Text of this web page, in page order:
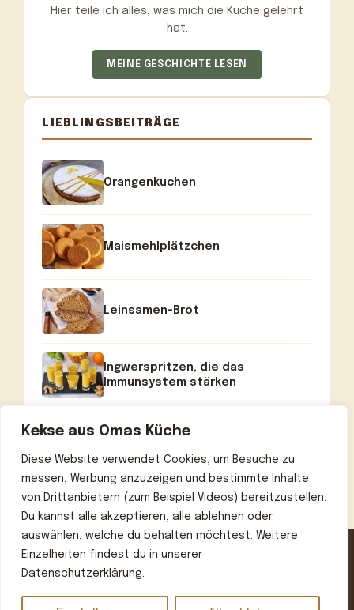
Kekse aus Omas Küche
Diese Website verwendet Cookies, um Besuche zu
messen, Werbung anzuzeigen und bestimmte Inhalte
von Drittanbietern (zum Beispiel Videos) bereitzustellen.
Du kannst alle akzeptieren, alle ablehnen oder
auswählen, welche du behalten möchtest. Weitere
Einzelheiten findest du in unserer
Datenschutzerklärung.
Hier teile ich alles, was mich die Küche gelehrt
hat.
MEINE GESCHICHTE LESEN
LIEBLINGSBEITRÄGE
Orangenkuchen
Maismehlplätzchen
Leinsamen-Brot
Ingwerspritzen, die das
Immunsystem stärken